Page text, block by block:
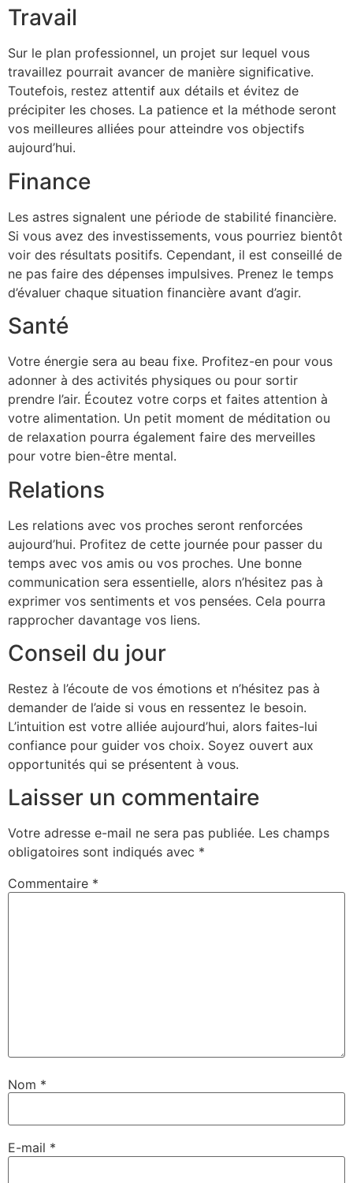
Travail
Sur le plan professionnel, un projet sur lequel vous
travaillez pourrait avancer de manière significative.
Toutefois, restez attentif aux détails et évitez de
précipiter les choses. La patience et la méthode seront
vos meilleures alliées pour atteindre vos objectifs
aujourd’hui.
Finance
Les astres signalent une période de stabilité financière.
Si vous avez des investissements, vous pourriez bientôt
voir des résultats positifs. Cependant, il est conseillé de
ne pas faire des dépenses impulsives. Prenez le temps
d’évaluer chaque situation financière avant d’agir.
Santé
Votre énergie sera au beau fixe. Profitez-en pour vous
adonner à des activités physiques ou pour sortir
prendre l’air. Écoutez votre corps et faites attention à
votre alimentation. Un petit moment de méditation ou
de relaxation pourra également faire des merveilles
pour votre bien-être mental.
Relations
Les relations avec vos proches seront renforcées
aujourd’hui. Profitez de cette journée pour passer du
temps avec vos amis ou vos proches. Une bonne
communication sera essentielle, alors n’hésitez pas à
exprimer vos sentiments et vos pensées. Cela pourra
rapprocher davantage vos liens.
Conseil du jour
Restez à l’écoute de vos émotions et n’hésitez pas à
demander de l’aide si vous en ressentez le besoin.
L’intuition est votre alliée aujourd’hui, alors faites-lui
confiance pour guider vos choix. Soyez ouvert aux
opportunités qui se présentent à vous.
Laisser un commentaire
Votre adresse e-mail ne sera pas publiée. Les champs
obligatoires sont indiqués avec *
Commentaire *
Nom *
E-mail *